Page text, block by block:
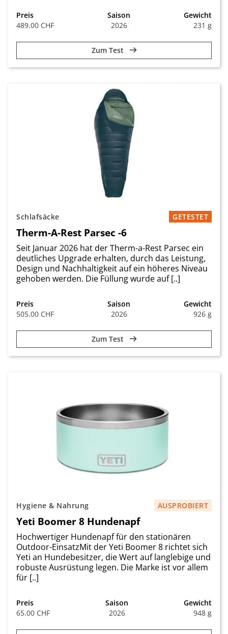
Preis
489.00 CHF
Saison
2026
Gewicht
231 g
Zum Test
Schlafsäcke GETESTET
Therm-A-Rest Parsec -6
Seit Januar 2026 hat der Therm-a-Rest Parsec ein
deutliches Upgrade erhalten, durch das Leistung,
Design und Nachhaltigkeit auf ein höheres Niveau
gehoben werden. Die Füllung wurde auf [..]
Preis
505.00 CHF
Saison
2026
Gewicht
926 g
Zum Test
Hygiene & Nahrung AUSPROBIERT
Yeti Boomer 8 Hundenapf
Hochwertiger Hundenapf für den stationären
Outdoor-EinsatzMit der Yeti Boomer 8 richtet sich
Yeti an Hundebesitzer, die Wert auf langlebige und
robuste Ausrüstung legen. Die Marke ist vor allem
für [..]
Preis
65.00 CHF
Saison
2026
Gewicht
948 g